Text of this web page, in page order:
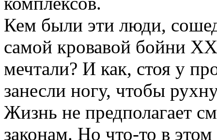
Кем были эти люди,
самой кровавой бойни
мечтали? И как, стоя у
занесли ногу, чтобы
Жизнь не предполагает
законам. Но что-то в